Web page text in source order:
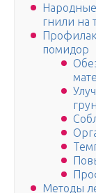
гнили на
помидор
Методы